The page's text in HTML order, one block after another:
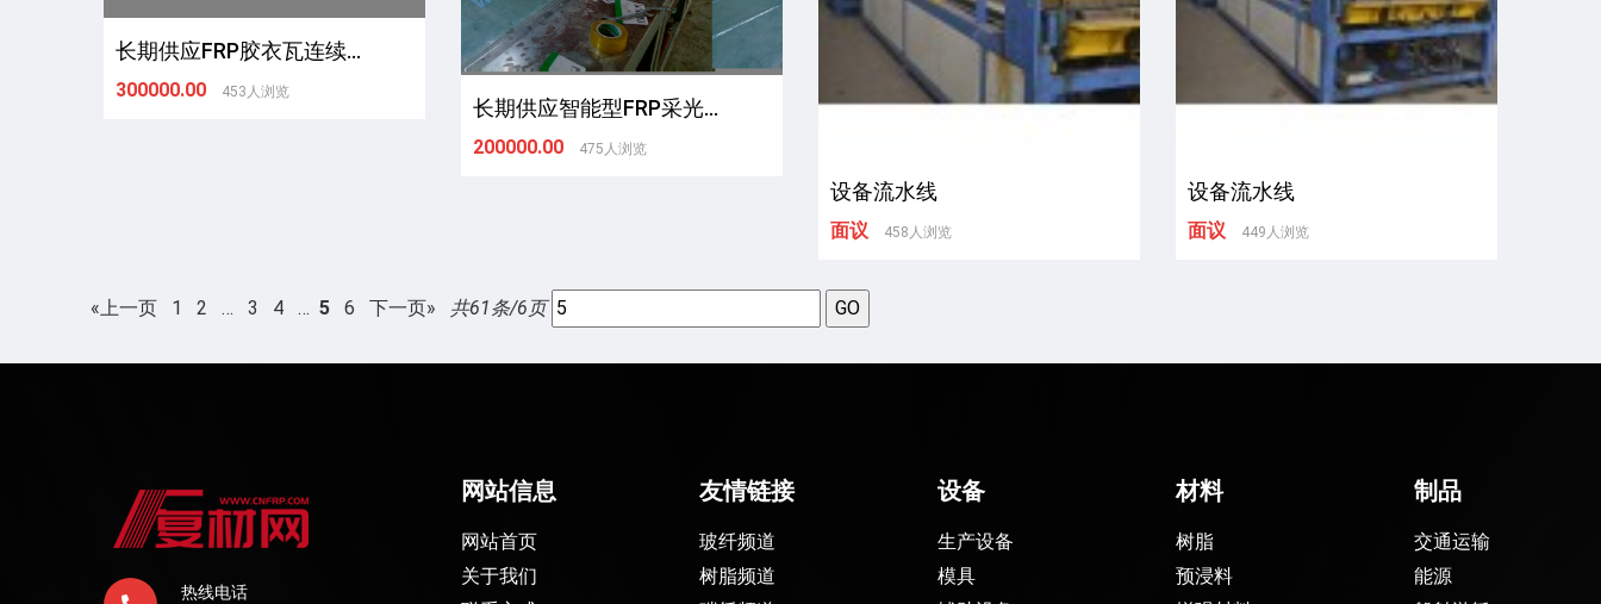
长期供应FRP胶衣瓦连续...
300000.00 453人浏览
长期供应智能型FRP采光...
200000.00 475人浏览
设备流水线
面议 458人浏览
设备流水线
面议 449人浏览
«上一页 1 2 … 3 4 … 5 6 下一页» 共61条/6页
热线电话
网站信息
网站首页
关于我们
友情链接
玻纤频道
树脂频道
设备
生产设备
模具
材料
树脂
预浸料
制品
交通运输
能源